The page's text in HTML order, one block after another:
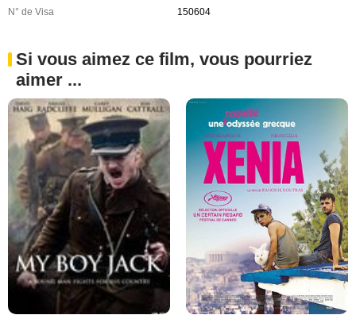
N° de Visa
150604
Si vous aimez ce film, vous pourriez
aimer ...